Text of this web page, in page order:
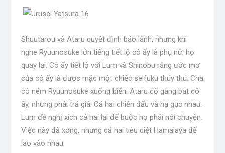
Shuutarou và Ataru quyết định bảo lãnh, nhưng khi
nghe Ryuunosuke lớn tiếng tiết lộ cô ấy là phụ nữ, họ
quay lại. Cô ấy tiết lộ với Lum và Shinobu rằng ước mơ
của cô ấy là được mặc một chiếc seifuku thủy thủ. Cha
cô ném Ryuunosuke xuống biển. Ataru cố gắng bắt cô
ấy, nhưng phải trả giá. Cả hai chiến đấu và hạ gục nhau.
Lum đề nghị xích cả hai lại để buộc họ phải nói chuyện.
Việc này đã xong, nhưng cả hai tiêu diệt Hamajaya để
lao vào nhau.